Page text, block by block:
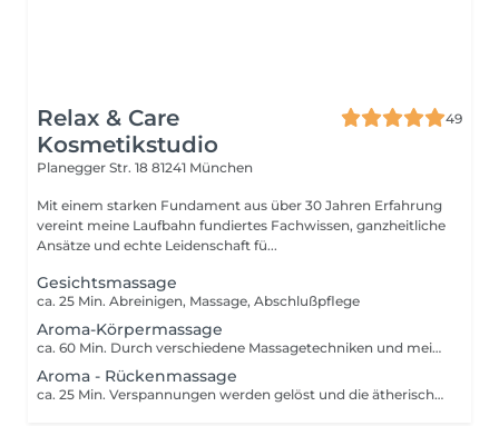
Relax & Care
Kosmetikstudio
49
Planegger Str. 18 81241 München
Mit einem starken Fundament aus über 30 Jahren Erfahrung
vereint meine Laufbahn fundiertes Fachwissen, ganzheitliche
Ansätze und echte Leidenschaft fü...
Gesichtsmassage
ca. 25 Min. Abreinigen, Massage, Abschlußpflege
Aroma-Körpermassage
ca. 60 Min. Durch verschiedene Massagetechniken und meinem energetischen Feingefühl wird diese Körpermassage zu einem individuellen Erlebnis. Die Haut wird dabei mit pflegenden und ätherischen Ölen verwöhnt.
Aroma - Rückenmassage
ca. 25 Min. Verspannungen werden gelöst und die ätherischen Öle führen zu mehr Wohlbefinden.